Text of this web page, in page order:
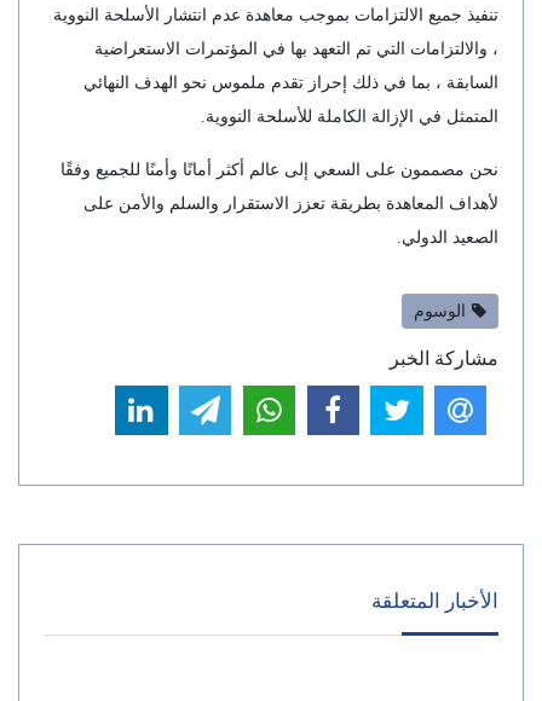
تنفيذ جميع الالتزامات بموجب معاهدة عدم انتشار الأسلحة النووية
، والالتزامات التي تم التعهد بها في المؤتمرات الاستعراضية
السابقة ، بما في ذلك إحراز تقدم ملموس نحو الهدف النهائي
المتمثل في الإزالة الكاملة للأسلحة النووية.
نحن مصممون على السعي إلى عالم أكثر أمانًا وأمنًا للجميع وفقًا
لأهداف المعاهدة بطريقة تعزز الاستقرار والسلم والأمن على
الصعيد الدولي.
الوسوم
مشاركة الخبر
الأخبار المتعلقة